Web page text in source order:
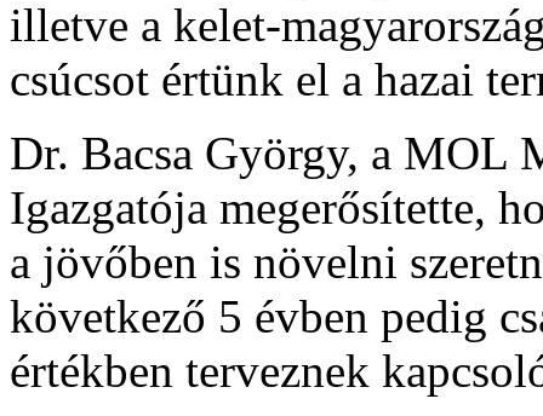
illetve a kelet-
csúcsot értünk el a hazai
Dr. Bacsa György, a MOL
Igazgatója megerősítette,
a jövőben is növelni
következő 5 évben pedig
értékben terveznek